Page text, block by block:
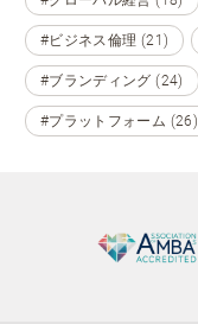
#ビジネス倫理 (21)
#ブランディング (24)
#プラットフォーム (26)